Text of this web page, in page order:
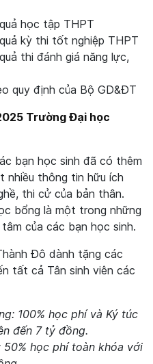
học tập THPT
kỳ thi tốt nghiệp THPT
thi đánh giá năng lực,
quy định của Bộ GD&ĐT
Trường Đại học
bạn học sinh đã có thêm
nhiều thông tin hữu ích
thi cử của bản thân.
bổng là một trong những
của các bạn học sinh.
Đô dành tặng các
tất cả Tân sinh viên các
100% học phí và Ký túc
đến 7 tỷ đồng.
học phí toàn khóa với